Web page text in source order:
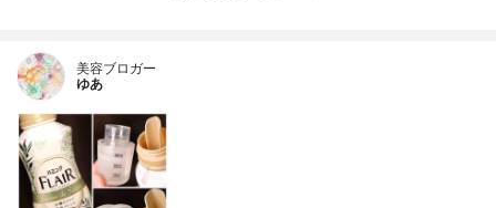
美容ブロガー
ゆあ